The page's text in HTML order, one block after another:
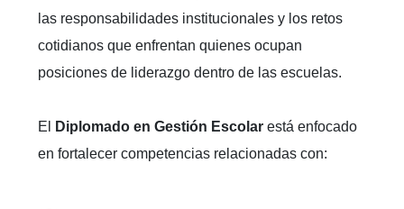
las responsabilidades institucionales y los retos
cotidianos que enfrentan quienes ocupan
posiciones de liderazgo dentro de las escuelas.
El Diplomado en Gestión Escolar está enfocado
en fortalecer competencias relacionadas con: